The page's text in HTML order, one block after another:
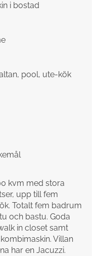
i bostad
pool, ute-kök
kvm med stora
upp till fem
Totalt fem badrum
och bastu. Goda
in closet samt
Villan
har en Jacuzzi.